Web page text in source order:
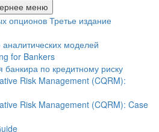
меню
опционов Третье издание
моделей
for Bankers
банкира по кредитному риску
Risk Management (CQRM):
Risk Management (CQRM): Case